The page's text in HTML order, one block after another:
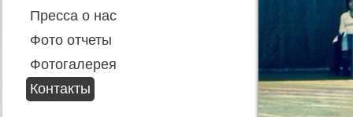
Пресса о нас
Фото отчеты
Фотогалерея
Контакты